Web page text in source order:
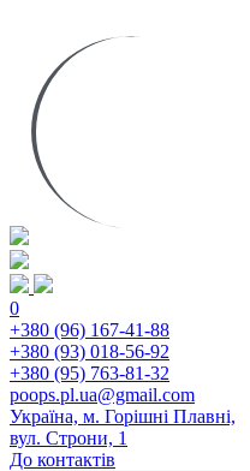
0
+380 (96) 167-41-88
+380 (93) 018-56-92
+380 (95) 763-81-32
poops.pl.ua@gmail.com
Україна, м. Горішні Плавні,
вул. Строни, 1
До контактів